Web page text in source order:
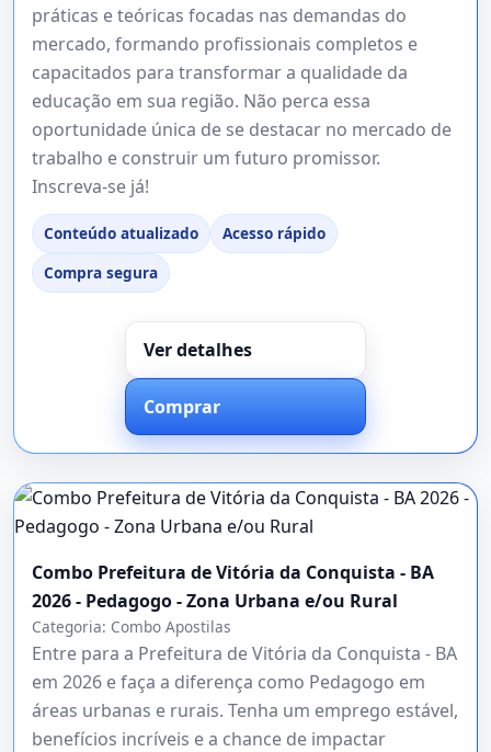
práticas e teóricas focadas nas demandas do
mercado, formando profissionais completos e
capacitados para transformar a qualidade da
educação em sua região. Não perca essa
oportunidade única de se destacar no mercado de
trabalho e construir um futuro promissor.
Inscreva-se já!
Conteúdo atualizado
Acesso rápido
Compra segura
Ver detalhes
Comprar
Combo Prefeitura de Vitória da Conquista - BA
2026 - Pedagogo - Zona Urbana e/ou Rural
Categoria: Combo Apostilas
Entre para a Prefeitura de Vitória da Conquista - BA
em 2026 e faça a diferença como Pedagogo em
áreas urbanas e rurais. Tenha um emprego estável,
benefícios incríveis e a chance de impactar